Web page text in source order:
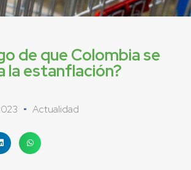
de que Colombia se
la estanflación?
Actualidad